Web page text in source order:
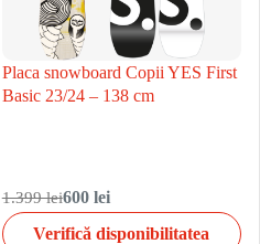
Placa snowboard Copii YES First
Basic 23/24 – 138 cm
1.399 lei600 lei
Verifică disponibilitatea